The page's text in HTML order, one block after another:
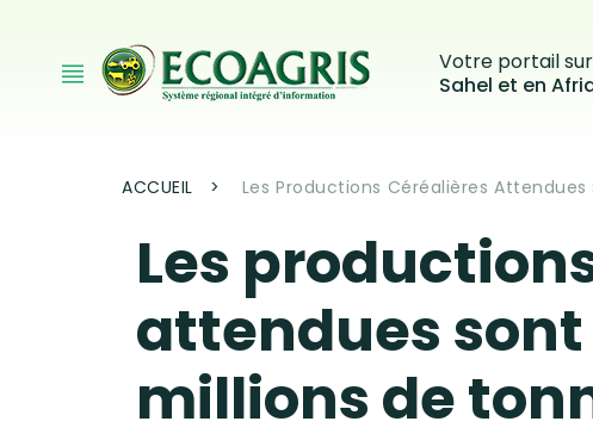
Votre portail
Sahel et en
Fil d'Ariane
ACCUEIL Les Productions Céréalières Attendues
Les
attendues sont
millions de